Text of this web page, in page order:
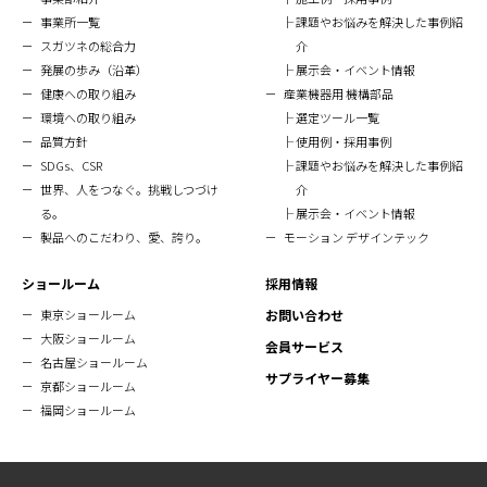
事業所一覧
スガツネの総合力
発展の歩み（沿革）
健康への取り組み
環境への取り組み
品質方針
SDGs、CSR
世界、人をつなぐ。挑戦しつづけ
る。
製品へのこだわり、愛、誇り。
課題やお悩みを解決した事例紹
介
展示会・イベント情報
産業機器用 機構部品
選定ツール一覧
使用例・採用事例
課題やお悩みを解決した事例紹
介
展示会・イベント情報
モーション デザインテック
ショールーム
東京ショールーム
大阪ショールーム
名古屋ショールーム
京都ショールーム
福岡ショールーム
採用情報
お問い合わせ
会員サービス
サプライヤー募集